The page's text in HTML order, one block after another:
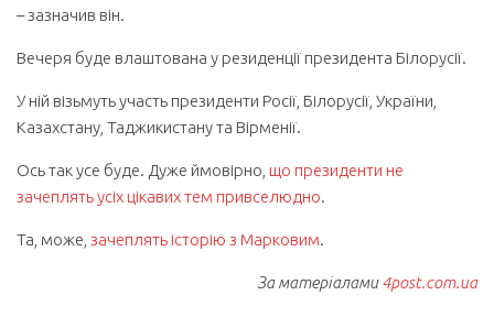
– зазначив він.
Вечеря буде влаштована у резиденції президента Білорусії.
У ній візьмуть участь президенти Росії, Білорусії, України,
Казахстану, Таджикистану та Вірменії.
Ось так усе буде. Дуже ймовірно, що президенти не
зачеплять усіх цікавих тем привселюдно.
Та, може, зачеплять історію з Марковим.
За матеріалами4post.com.ua